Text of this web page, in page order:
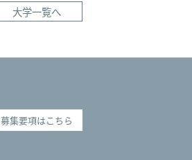
大学一覧へ
募集要項はこちら